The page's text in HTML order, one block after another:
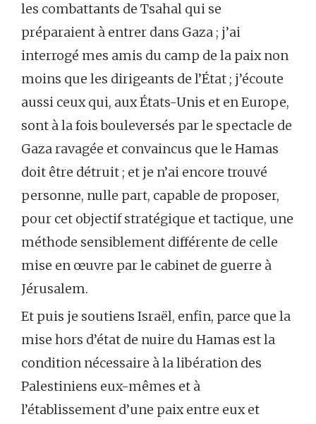
les combattants de Tsahal qui se
préparaient à entrer dans Gaza ; j’ai
interrogé mes amis du camp de la paix non
moins que les dirigeants de l’État ; j’écoute
aussi ceux qui, aux États-Unis et en Europe,
sont à la fois bouleversés par le spectacle de
Gaza ravagée et convaincus que le Hamas
doit être détruit ; et je n’ai encore trouvé
personne, nulle part, capable de proposer,
pour cet objectif stratégique et tactique, une
méthode sensiblement différente de celle
mise en œuvre par le cabinet de guerre à
Jérusalem.
Et puis je soutiens Israël, enfin, parce que la
mise hors d’état de nuire du Hamas est la
condition nécessaire à la libération des
Palestiniens eux-mêmes et à
l’établissement d’une paix entre eux et